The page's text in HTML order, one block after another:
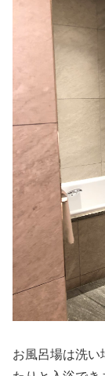
お風呂場は洗い